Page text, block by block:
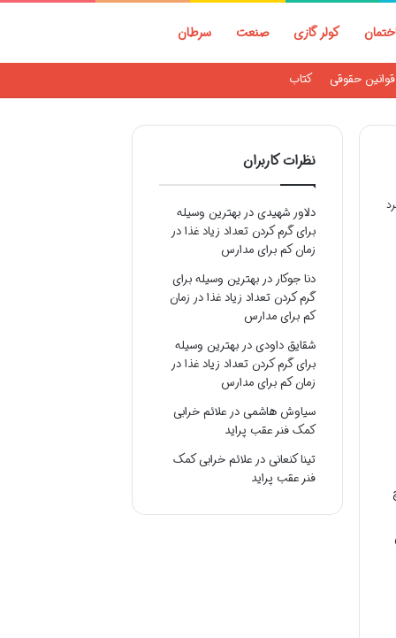
کولر گازی صنعت سرطان
قوانین حقوقی کتاب
نظرات کاربران
دلاور شهیدیدر بهترین وسیله
برای گرم کردن تعداد زیاد غذا در
زمان کم برای مدارس
دنا جوکار در بهترین وسیله برای
گرم کردن تعداد زیاد غذا در زمان
کم برای مدارس
شقایق داودیدر بهترین وسیله
برای گرم کردن تعداد زیاد غذا در
زمان کم برای مدارس
سیاوش هاشمیدر علائم خرابی
کمک فنر عقب پراید
تینا کنعانیدر علائم خرابی کمک
فنر عقب پراید